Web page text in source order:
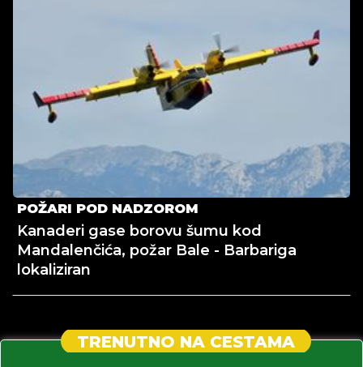
POŽARI POD NADZOROM
Kanaderi gase borovu šumu kod
Mandalenčića, požar Bale - Barbariga
lokaliziran
TRENUTNO NA CESTAMA